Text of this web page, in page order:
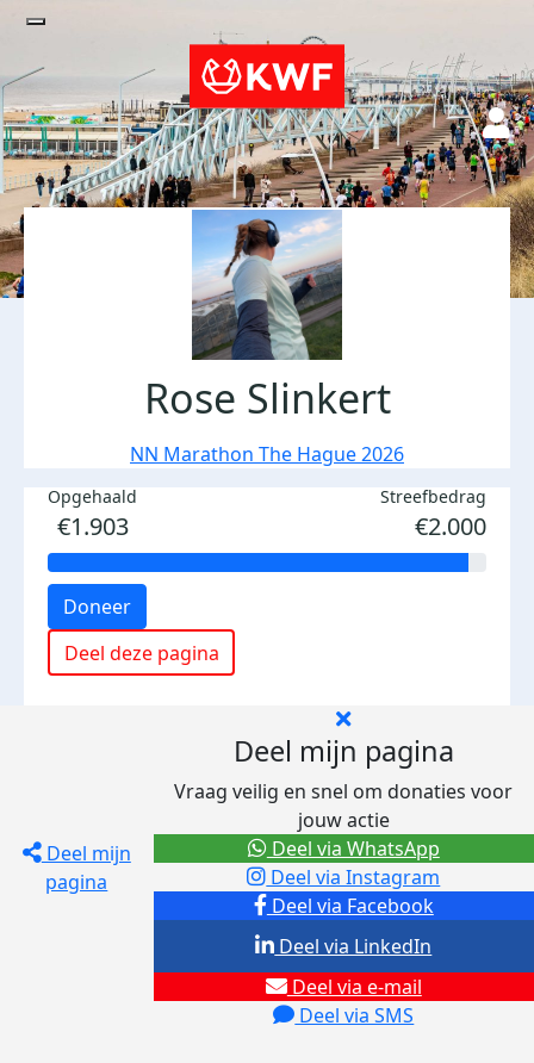
Rose Slinkert
NN Marathon The Hague 2026
Opgehaald
€1.903
Streefbedrag
€2.000
Doneer
Deel deze pagina
Deel mijn
pagina
Deel mijn pagina
Vraag veilig en snel om donaties voor
jouw actie
Deel via Facebook
Deel via Instagram
Deel via e-mail
Deel via SMS
Deel via LinkedIn
Deel via WhatsApp